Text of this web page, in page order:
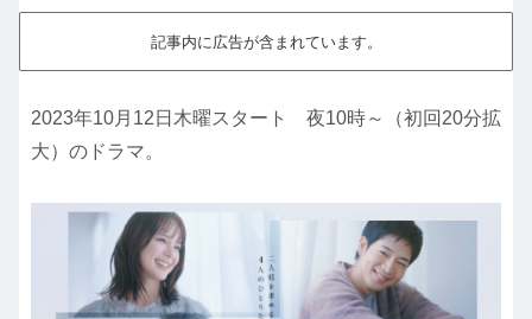
記事内に広告が含まれています。
2023年10月12日木曜スタート 夜10時～（初回20分拡
大）のドラマ。